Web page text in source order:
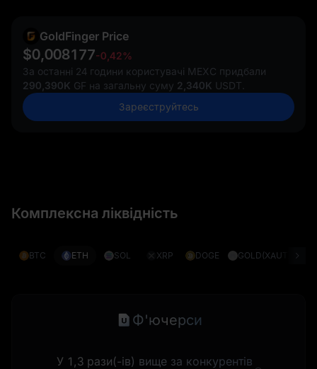
GoldFinger Price
$0,008177-0,42%
За останні 24 години користувачі MEXC придбали
290,390K GF на загальну суму 2,340K USDT.
Зареєструйтесь
Комплексна ліквідність
BTC ETH SOL XRP DOGE GOLD(XAUT)
Ф'ючерси
У 1,3 рази(-ів) вище за конкурентів